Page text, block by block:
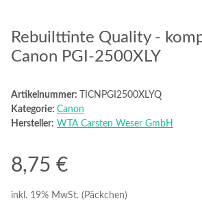
Rebuilttinte Quality -
Canon PGI-2500XLY
Artikelnummer:
TICNPGI2500XLYQ
Kategorie: Canon
Hersteller: WTA Carsten Weser GmbH
8,75 €
inkl. 19% MwSt. (Päckchen)